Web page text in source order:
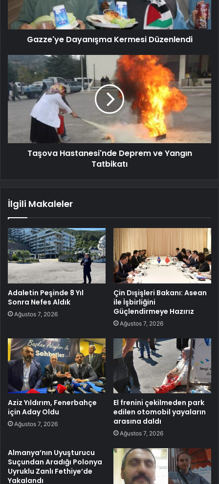
Gazze'ye Dayanışma Kermesi Düzenlendi
Taşova Hastanesi'nde Deprem ve Yangın
Tatbikatı
İlgili Makaleler
Adaletin Peşinde 8 Yıl
Sonra Nefes Aldık
Ağustos 7, 2026
Çin Dışişleri Bakanı: Asean
ile İşbirliğini
Güçlendirmeye Hazırız
Ağustos 7, 2026
Aziz Yıldırım, Fenerbahçe
için Aday Oldu
Ağustos 7, 2026
El frenini çekilmeden park
edilen otomobil yayaların
arasına daldı
Ağustos 7, 2026
Almanya’nın Uyuşturucu
Suçundan Aradığı Polonya
Uyruklu Zanlı Fethiye’de
Yakalandı